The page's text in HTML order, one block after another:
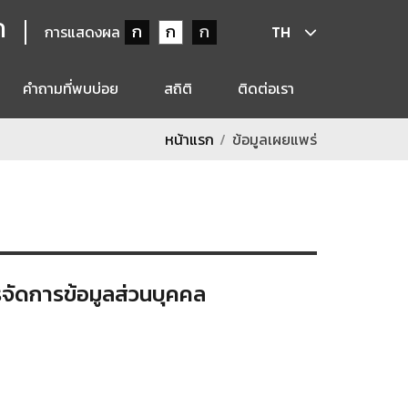
การแสดงผล ก ก ก TH
คำถามที่พบบ่อย สถิติ ติดต่อเรา
หน้าแรก ข้อมูลเผยแพร่
ดการข้อมูลส่วนบุคคล